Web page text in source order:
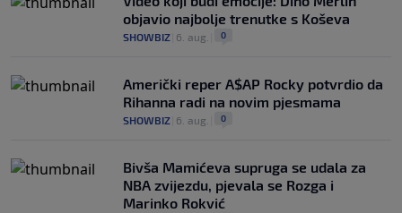
objavio najbolje trenutke s Koševa
SHOWBIZ 6. aug. 0
Američki reper A$AP Rocky potvrdio da
Rihanna radi na novim pjesmama
SHOWBIZ 6. aug. 0
Bivša Mamićeva supruga se udala za
NBA zvijezdu, pjevala se Rozga i
Marinko Rokvić